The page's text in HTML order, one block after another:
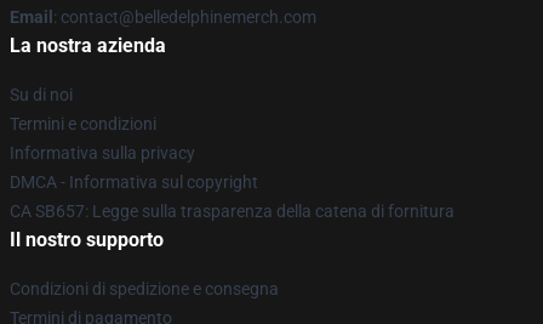
Email : contact@belledelphinemerch.com
La nostra azienda
Su di noi
Termini e condizioni
Informativa sulla privacy
DMCA - Informativa sul copyright
CA SB657: Legge sulla trasparenza della catena di fornitura
Il nostro supporto
Condizioni di spedizione e consegna
Termini di pagamento